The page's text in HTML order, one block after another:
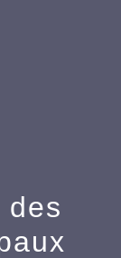
des